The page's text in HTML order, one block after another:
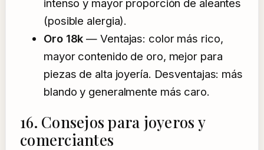
intenso y mayor proporción de aleantes
(posible alergia).
Oro 18k — Ventajas: color más rico,
mayor contenido de oro, mejor para
piezas de alta joyería. Desventajas: más
blando y generalmente más caro.
16. Consejos para joyeros y
comerciantes